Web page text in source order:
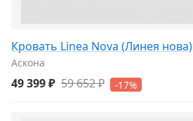
Кровать Linea Nova (Линея нова)
Аскона
49 399 ₽ 59 652 ₽ -17%